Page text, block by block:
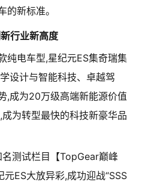
新标准。
行业新高度
纯电车型,星纪元ES集奇瑞集
设计与智能科技、卓越驾
,成为20万级高端新能源价值
为转型最快的科技新豪华品
测试栏目【TopGear巅峰
ES大放异彩,成功迎战“SSS